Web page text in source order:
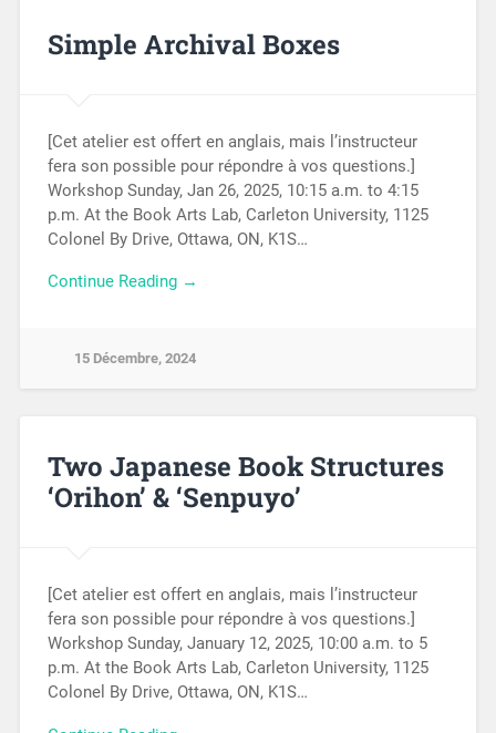
Simple Archival Boxes
[Cet atelier est offert en anglais, mais l’instructeur
fera son possible pour répondre à vos questions.]
Workshop Sunday, Jan 26, 2025, 10:15 a.m. to 4:15
p.m. At the Book Arts Lab, Carleton University, 1125
Colonel By Drive, Ottawa, ON, K1S…
Continue Reading →
15 Décembre, 2024
Two Japanese Book Structures
‘Orihon’ & ‘Senpuyo’
[Cet atelier est offert en anglais, mais l’instructeur
fera son possible pour répondre à vos questions.]
Workshop Sunday, January 12, 2025, 10:00 a.m. to 5
p.m. At the Book Arts Lab, Carleton University, 1125
Colonel By Drive, Ottawa, ON, K1S…